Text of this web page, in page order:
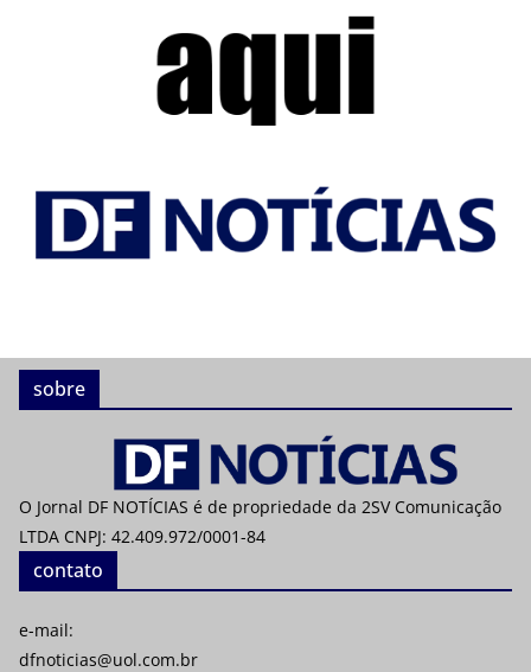
sobre
O Jornal DF NOTÍCIAS é de propriedade da 2SV Comunicação
LTDA CNPJ: 42.409.972/0001-84
contato
e-mail:
dfnoticias@uol.com.br